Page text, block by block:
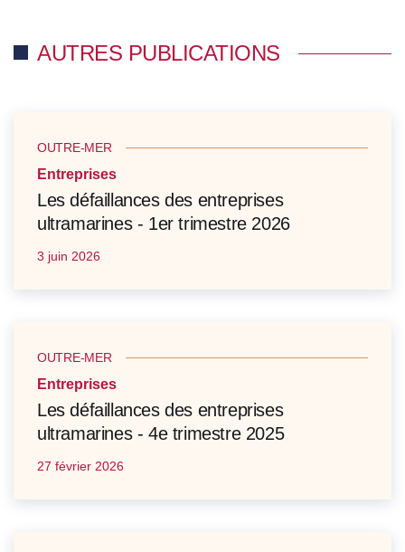
AUTRES PUBLICATIONS
OUTRE-MER
Entreprises
Les défaillances des entreprises
ultramarines - 1er trimestre 2026
3 juin 2026
OUTRE-MER
Entreprises
Les défaillances des entreprises
ultramarines - 4e trimestre 2025
27 février 2026